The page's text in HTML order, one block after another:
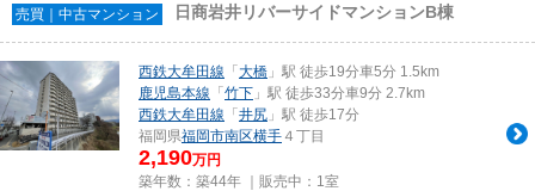
売買｜中古マンション 日商岩井リバーサイドマンションB棟
西鉄大牟田線 「 大橋 」駅 徒歩19分車5分 1.5km
鹿児島本線 「 竹下 」駅 徒歩33分車9分 2.7km
西鉄大牟田線 「 井尻 」駅 徒歩17分
福岡県福岡市南区横手 ４丁目
2,190万円
築年数：築44年 ｜販売中： 1室